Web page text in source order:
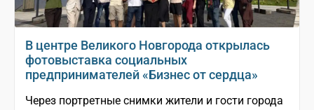
В центре Великого Новгорода открылась
фотовыставка социальных
предпринимателей «Бизнес от сердца»
Через портретные снимки жители и гости города